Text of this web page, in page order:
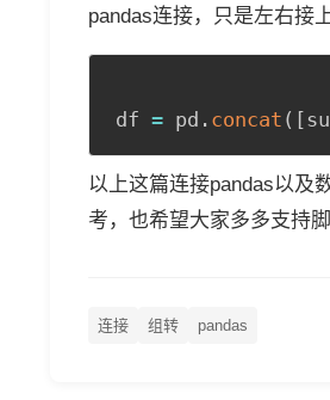
pandas连接，只是左右接
df = pd . concat ( [
以上这篇连接pandas以及
考，也希望大家多多支持脚
连接 组转 pandas